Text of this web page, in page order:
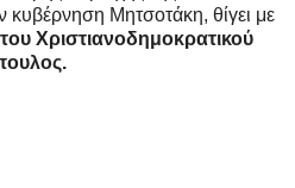
κυβέρνηση Μητσοτάκη, θίγει με
Χριστιανοδημοκρατικού